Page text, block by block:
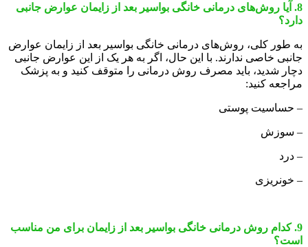
8. آیا روش‌های درمانی خانگی بواسیر بعد از زایمان عوارض جانبی
دارد؟
به طور کلی، روش‌های درمانی خانگی بواسیر بعد از زایمان عوارض
جانبی خاصی ندارند. با این حال، اگر به هر یک از این عوارض جانبی
دچار شدید، باید مصرف روش درمانی را متوقف کنید و به پزشک
مراجعه کنید:
– حساسیت پوستی
– سوزش
– درد
– خونریزی
9. کدام روش درمانی خانگی بواسیر بعد از زایمان برای من مناسب
است؟